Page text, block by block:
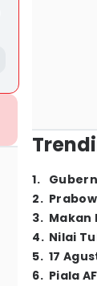
1.
2.
3. Makan
4. Nilai
5. 17
6. Piala